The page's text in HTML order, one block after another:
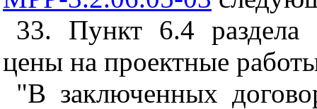
33. Пункт 6.4 раздела
цены на проектные
"В заключенных